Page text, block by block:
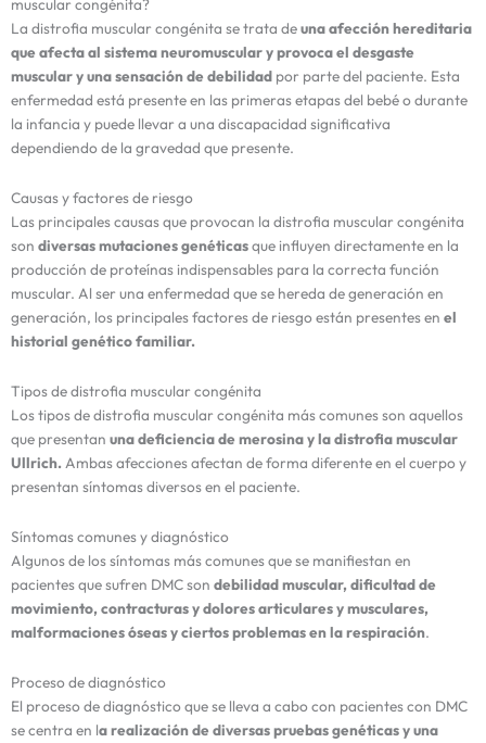
muscular congénita?
La distrofia muscular congénita se trata deuna afección hereditaria
que afecta al sistema neuromuscular y provoca el desgaste
muscular y una sensación de debilidad por parte del paciente. Esta
enfermedad está presente en las primeras etapas del bebé o durante
la infancia y puede llevar a una discapacidad significativa
dependiendo de la gravedad que presente.
Causas y factores de riesgo
Las principales causas que provocan la distrofia muscular congénita
son diversas mutaciones genéticasque influyen directamente en la
producción de proteínas indispensables para la correcta función
muscular. Al ser una enfermedad que se hereda de generación en
generación, los principales factores de riesgo están presentes en el
historial genético familiar.
Tipos de distrofia muscular congénita
Los tipos de distrofia muscular congénita más comunes son aquellos
que presentan una deficiencia de merosina y la distrofia muscular
Ullrich. Ambas afecciones afectan de forma diferente en el cuerpo y
presentan síntomas diversos en el paciente.
Síntomas comunes y diagnóstico
Algunos de los síntomas más comunes que se manifiestan en
pacientes que sufren DMC son debilidad muscular, dificultad de
movimiento, contracturas y dolores articulares y musculares,
malformaciones óseas y ciertos problemas en la respiración.
Proceso de diagnóstico
El proceso de diagnóstico que se lleva a cabo con pacientes con DMC
se centra en la realización de diversas pruebas genéticas y una